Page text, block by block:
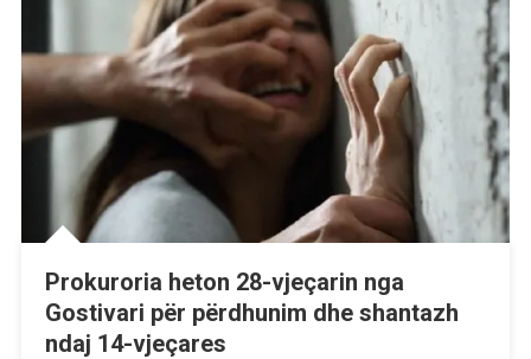
Prokuroria heton 28-vjeçarin nga
Gostivari për përdhunim dhe shantazh
ndaj 14-vjeçares